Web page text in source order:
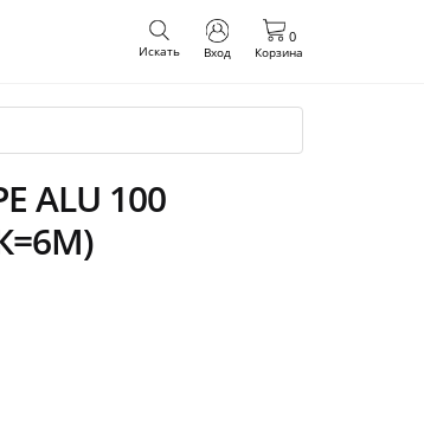
0
Корзина
Вход
Искать
ALU 100